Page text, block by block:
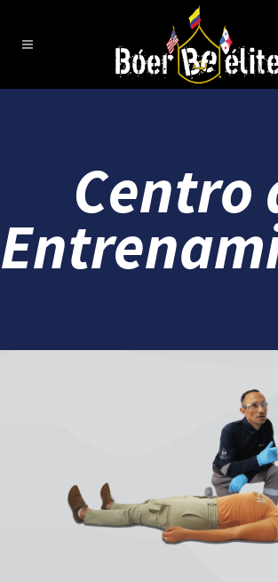
Centro